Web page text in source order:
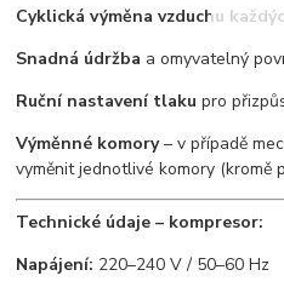
Cyklická výměna vzduchu
Snadná údržba a omyvatelný
Ruční nastavení tlaku pro
Výměnné komory– v případě
vyměnit jednotlivé komory (kromě
Technické údaje – kompresor:
Napájení: 220–240 V / 50–60 Hz